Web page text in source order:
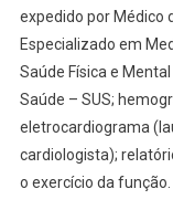
expedido por Médico
Especializado em
Saúde Física e
Saúde – SUS;
eletrocardiograma
cardiologista);
o exercício da função.